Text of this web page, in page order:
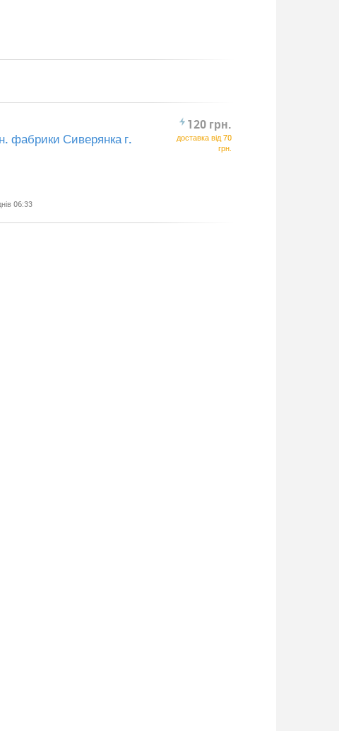
120 грн.
доставка від 70
грн.
фабрики Сиверянка г.
06:33